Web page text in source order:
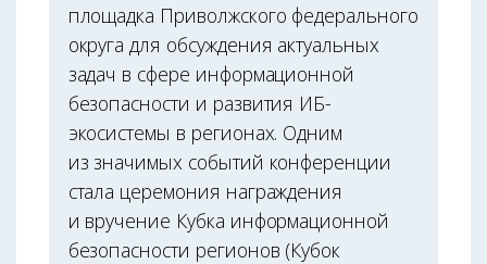
площадка Приволжского федерального
округа для обсуждения актуальных
задач в сфере информационной
безопасности и развития ИБ-
экосистемы в регионах. Одним
из значимых событий конференции
стала церемония награждения
и вручение Кубка информационной
безопасности регионов (Кубок